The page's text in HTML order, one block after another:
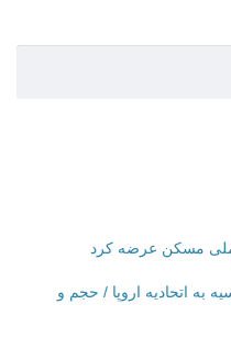
مسکن عرضه کرد
به اتحادیه اروپا / حجم و